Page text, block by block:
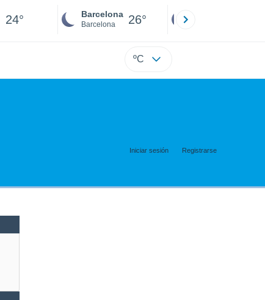
24° Barcelona
Barcelona 26°
ºC
Iniciar sesión Registrarse